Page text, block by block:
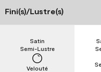
Fini(s)/Lustre(s)
Velouté
Semi-Lustre
Satin